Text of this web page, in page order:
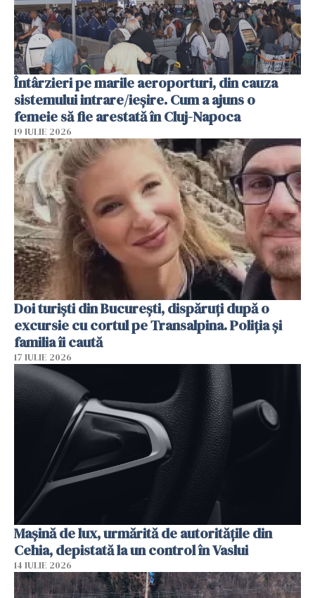
Întârzieri pe marile aeroporturi, din cauza
sistemului intrare/ieșire. Cum a ajuns o
femeie să fie arestată în Cluj-Napoca
19 IULIE 2026
Doi turiști din București, dispăruți după o
excursie cu cortul pe Transalpina. Poliția și
familia îi caută
17 IULIE 2026
Mașină de lux, urmărită de autoritățile din
Cehia, depistată la un control în Vaslui
14 IULIE 2026